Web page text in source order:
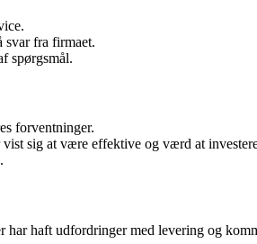
fra firmaet.
spørgsmål.
forventninger.
sig at være effektive og værd at
har haft udfordringer med levering og